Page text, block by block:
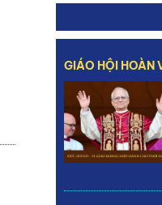
GIÁO HỘI HOÀN